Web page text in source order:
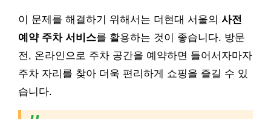
이 문제를 해결하기 위해서는 더현대 서울의 사전
예약 주차 서비스를 활용하는 것이 좋습니다. 방문
전, 온라인으로 주차 공간을 예약하면 들어서자마자
주차 자리를 찾아 더욱 편리하게 쇼핑을 즐길 수 있
습니다.